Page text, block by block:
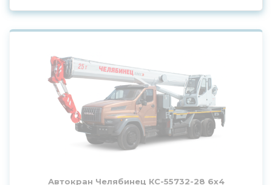
Автокран Челябинец КС-55732-28 6х4